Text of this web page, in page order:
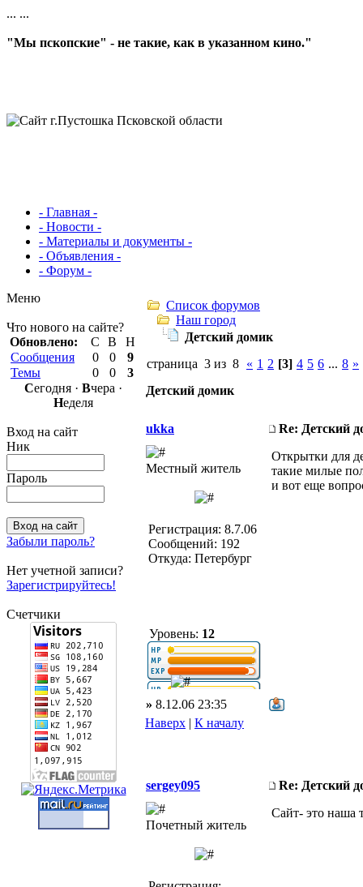
... ...
"Мы пскопские" - не такие, как в указанном кино."
- Главная -
- Новости -
- Материалы и документы -
- Объявления -
- Форум -
Меню
Что нового на сайте?
Обновлено:
С В
Н
Сообщения
0 0
9
Темы
0 0
3
Сегодня · Вчера ·
Неделя
Вход на сайт
Ник
Пароль
Забыли пароль?
Нет учетной записи?
Зарегистрируйтесь!
Счетчики
Список форумов
Наш город
Детский домик
страница 3 из 8 « 1 2 [3] 4 5 6 ... 8 »
Детский домик
ukka Re: Детский
Местный житель
Регистрация: 8.7.06
Сообщений: 192
Откуда: Петербург
Уровень: 12
Открытки для
такие милые
и вот еще
» 8.12.06 23:35
Наверх | К началу
sergey095 Re: Детский
Почетный житель
Сайт- это наша